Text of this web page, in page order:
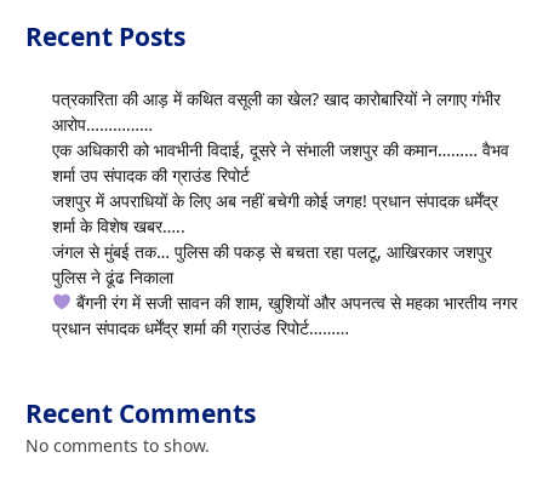
Recent Posts
पत्रकारिता की आड़ में कथित वसूली का खेल? खाद कारोबारियों ने लगाए गंभीर
आरोप……………
एक अधिकारी को भावभीनी विदाई, दूसरे ने संभाली जशपुर की कमान……… वैभव
शर्मा उप संपादक की ग्राउंड रिपोर्ट
जशपुर में अपराधियों के लिए अब नहीं बचेगी कोई जगह! प्रधान संपादक धर्मेंद्र
शर्मा के विशेष खबर…..
जंगल से मुंबई तक… पुलिस की पकड़ से बचता रहा पलटू, आखिरकार जशपुर
पुलिस ने ढूंढ निकाला
बैंगनी रंग में सजी सावन की शाम, खुशियों और अपनत्व से महका भारतीय नगर
प्रधान संपादक धर्मेंद्र शर्मा की ग्राउंड रिपोर्ट………
Recent Comments
No comments to show.